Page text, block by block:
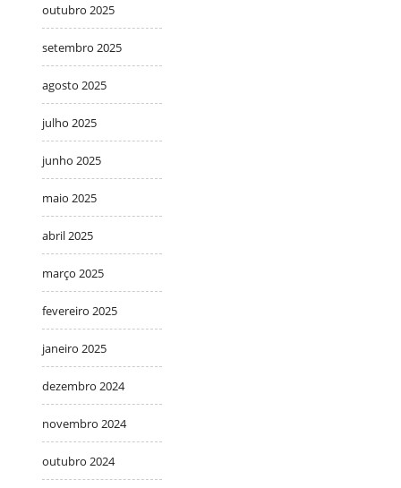
outubro 2025
setembro 2025
agosto 2025
julho 2025
junho 2025
maio 2025
abril 2025
março 2025
fevereiro 2025
janeiro 2025
dezembro 2024
novembro 2024
outubro 2024